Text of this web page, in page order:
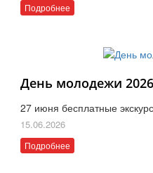
Подробнее
День молодежи 2026
27 июня бесплатные
15.06.2026
Подробнее